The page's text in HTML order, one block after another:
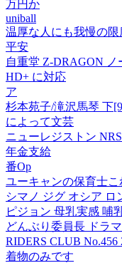
万円か
uniball
温厚な人にも我慢の
平安
自重堂 Z-DRAGON ノ
HD+ に対応
ア
杉本苑子/滝沢馬琴 下
によって文芸
ニューレジストン
年金支給
番Op
ユーキャンの保育士
シマノ ジグ オシア ロ
ピジョン 母乳実感 哺
どんぶり委員長 ドラ
RIDERS CLUB No.456
着物のみです